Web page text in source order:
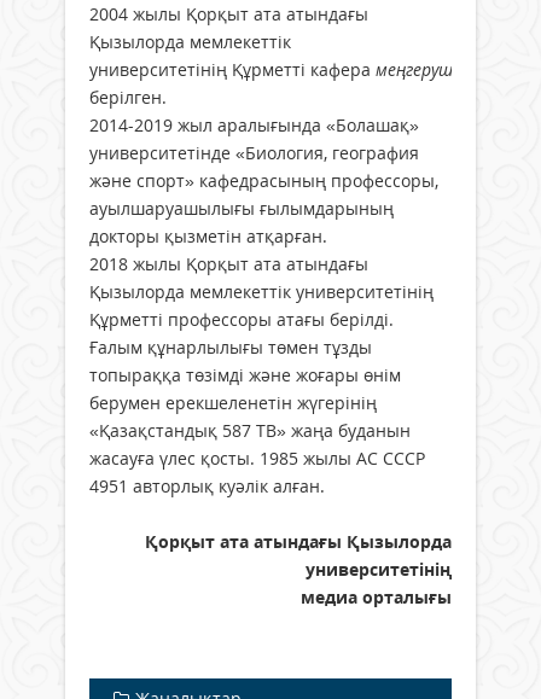
2004 жылы Қорқыт ата атындағы
Қызылорда мемлекеттік
университетінің Құрметті кафера меңгерушісі
берілген.
2014-2019 жыл аралығында «Болашақ»
университетінде «Биология, география
және спорт» кафедрасының профессоры,
ауылшаруашылығы ғылымдарының
докторы қызметін атқарған.
2018 жылы Қорқыт ата атындағы
Қызылорда мемлекеттік университетінің
Құрметті профессоры атағы берілді.
Ғалым құнарлылығы төмен тұзды
топыраққа төзімді және жоғары өнім
берумен ерекшеленетін жүгерінің
«Қазақстандық 587 ТВ» жаңа буданын
жасауға үлес қосты. 1985 жылы АС СССР
4951 авторлық куәлік алған.
Қорқыт ата атындағы Қызылорда
университетінің
медиа орталығы